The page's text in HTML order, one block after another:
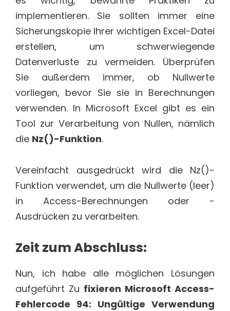
implementieren. Sie sollten immer eine
Sicherungskopie Ihrer wichtigen Excel-Datei
erstellen, um schwerwiegende
Datenverluste zu vermeiden. Überprüfen
Sie außerdem immer, ob Nullwerte
vorliegen, bevor Sie sie in Berechnungen
verwenden. In Microsoft Excel gibt es ein
Tool zur Verarbeitung von Nullen, nämlich
die Nz()-Funktion.
Vereinfacht ausgedrückt wird die Nz()-
Funktion verwendet, um die Nullwerte (leer)
in Access-Berechnungen oder -
Ausdrücken zu verarbeiten.
Zeit zum Abschluss:
Nun, ich habe alle möglichen Lösungen
aufgeführt Zu fixieren Microsoft Access-
Fehlercode 94: Ungültige Verwendung